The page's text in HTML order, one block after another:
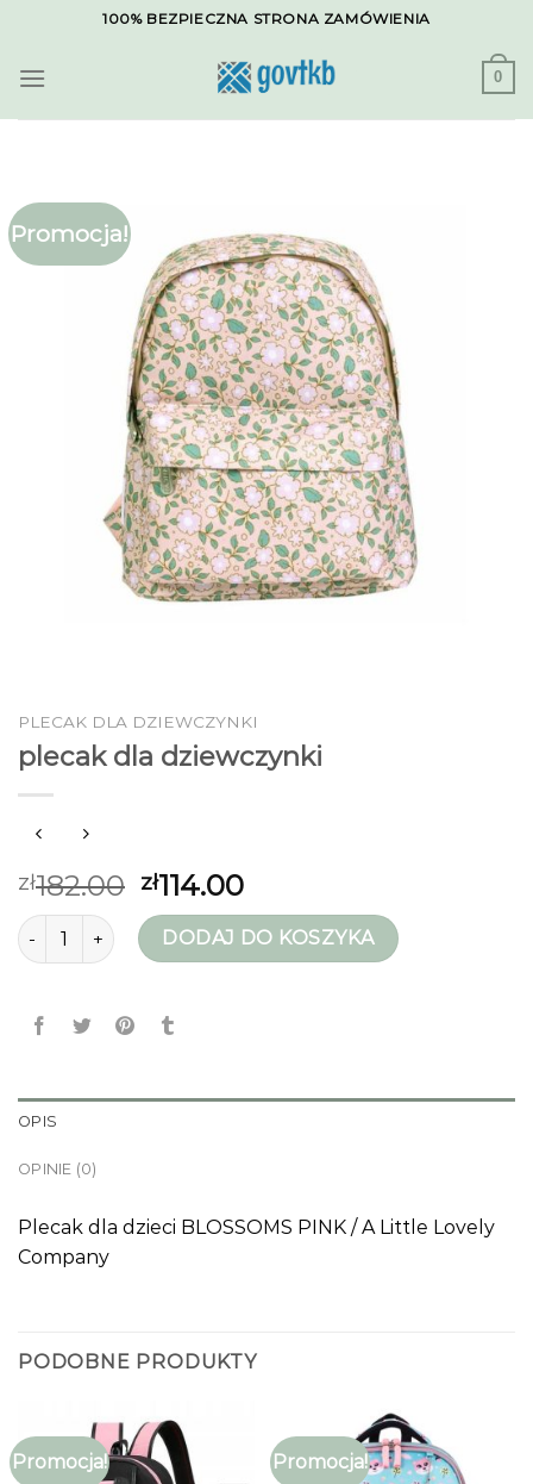
content
100% BEZPIECZNA STRONA ZAMÓWIENIA
0
Promocja!
PLECAK DLA DZIEWCZYNKI
plecak dla dziewczynki
zł182.00 zł114.00
ilość plecak dla dziewczynkiDODAJ DO KOSZYKA
OPIS
OPINIE (0)
Plecak dla dzieci BLOSSOMS PINK / A Little Lovely
Company
PODOBNE PRODUKTY
Promocja! Promocja!